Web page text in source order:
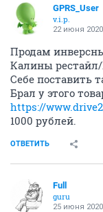
GPRS_User
v.i.p.
22 июня 2020
Продам
Калины
Себе поставить
Брал у этого
https://
1000 рублей.
ОТВЕТИТЬ
Full
guru
25 июня 2020